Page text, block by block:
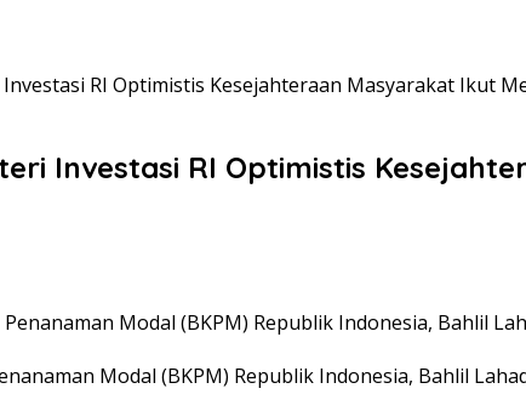
RI Optimistis Kesejahteraan Masyarakat Ikut
Investasi RI Optimistis
Modal (BKPM) Republik Indonesia, Bahlil